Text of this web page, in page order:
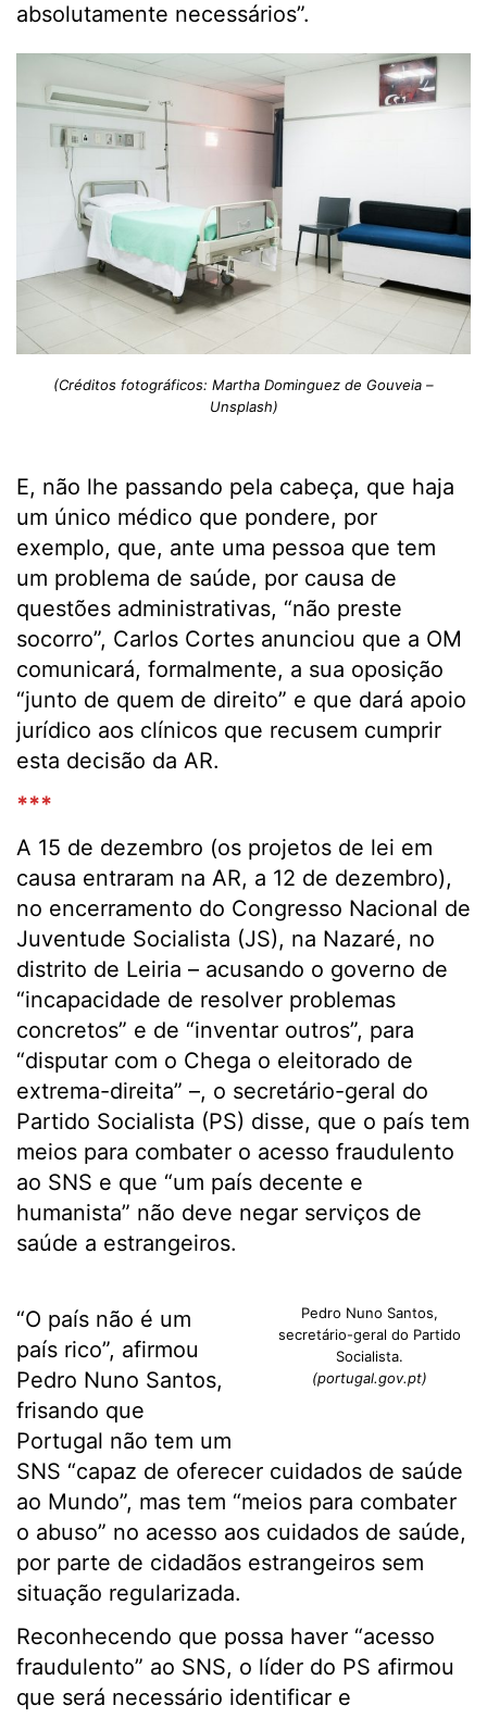
absolutamente necessários”.
(Créditos fotográficos: Martha Dominguez de Gouveia –
Unsplash)
E, não lhe passando pela cabeça, que haja
um único médico que pondere, por
exemplo, que, ante uma pessoa que tem
um problema de saúde, por causa de
questões administrativas, “não preste
socorro”, Carlos Cortes anunciou que a OM
comunicará, formalmente, a sua oposição
“junto de quem de direito” e que dará apoio
jurídico aos clínicos que recusem cumprir
esta decisão da AR.
***
A 15 de dezembro (os projetos de lei em
causa entraram na AR, a 12 de dezembro),
no encerramento do Congresso Nacional de
Juventude Socialista (JS), na Nazaré, no
distrito de Leiria – acusando o governo de
“incapacidade de resolver problemas
concretos” e de “inventar outros”, para
“disputar com o Chega o eleitorado de
extrema-direita” –, o secretário-geral do
Partido Socialista (PS) disse, que o país tem
meios para combater o acesso fraudulento
ao SNS e que “um país decente e
humanista” não deve negar serviços de
saúde a estrangeiros.
Pedro Nuno Santos,
secretário-geral do Partido
Socialista.
(portugal.gov.pt)
“O país não é um
país rico”, afirmou
Pedro Nuno Santos,
frisando que
Portugal não tem um
SNS “capaz de oferecer cuidados de saúde
ao Mundo”, mas tem “meios para combater
o abuso” no acesso aos cuidados de saúde,
por parte de cidadãos estrangeiros sem
situação regularizada.
Reconhecendo que possa haver “acesso
fraudulento” ao SNS, o líder do PS afirmou
que será necessário identificar e